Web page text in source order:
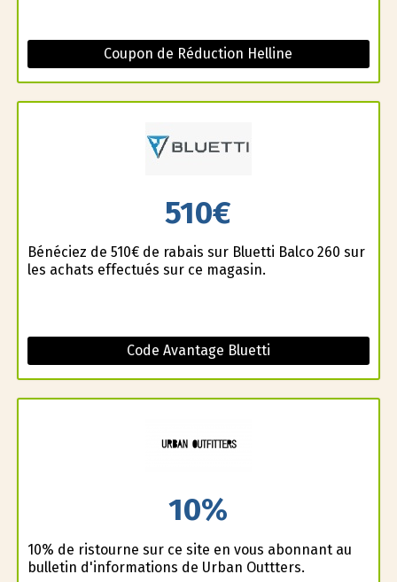
Coupon de Réduction Helline
510€
Bénéficiez de 510€ de rabais sur Bluetti Balco 260 sur
les achats effectués sur ce magasin.
Code Avantage Bluetti
10%
10% de ristourne sur ce site en vous abonnant au
bulletin d'informations de Urban Outfitters.